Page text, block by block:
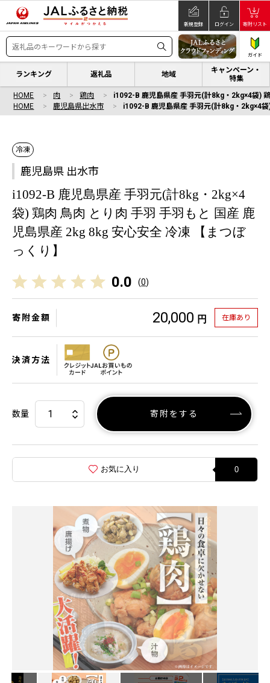
新規登録 ログイン 寄附リスト
ガイド
ランキング 返礼品 地域
キャンペーン・
特集
HOME 肉 鶏肉
i1092-B 鹿児島県産 手羽元(計8kg・2kg×4袋)
HOME
鹿児島県出水市 i1092-B 鹿児島県産 手羽元(計8kg・2kg×4
冷凍
鹿児島県 出水市
i1092-B 鹿児島県産 手羽元(計8kg・2kg×4
袋) 鶏肉 鳥肉 とり肉 手羽 手羽もと 国産 鹿
児島県産 2kg 8kg 安心安全 冷凍 【まつぼ
っくり】
0.0 (0)
寄附金額 20,000 円 在庫あり
決済方法
数量 寄附をする
お気に入り 0